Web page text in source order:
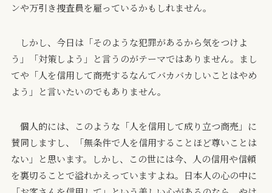
ンや万引き捜査員を雇っているかもしれません。
しかし、今日は「そのような犯罪があるから気をつけよ
う」「対策しよう」と言うのがテーマではありません。まし
てや「人を信用して商売するなんてバカバカしいことはやめ
よう」と言いたいのでもありません。
個人的には、このような「人を信用して成り立つ商売」に
賛同しますし、「無条件で人を信用することほど尊いことは
ない」と思います。しかし、この世には今、人の信用や信頼
を裏切ることで溢れかえっていますよね。日本人の心の中に